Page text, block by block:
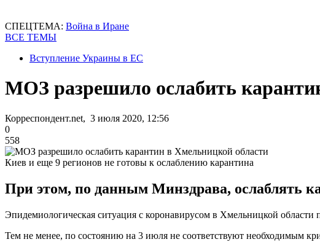
СПЕЦТЕМА: Война в Иране
ВСЕ ТЕМЫ
Вступление Украины в ЕС
МОЗ разрешило ослабить
Корреспондент.net, 3 июля 2020, 12:56
0
558
Киев и еще 9 регионов не готовы к ослаблению карантина
При этом, по данным Минздрава, ослаблять
Эпидемиологическая ситуация с коронавирусом в Хмельницкой
Тем не менее, по состоянию на 3 июля не соответствуют необходимым